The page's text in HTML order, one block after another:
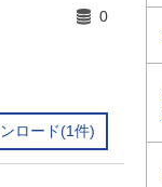
ロード(1件)
0